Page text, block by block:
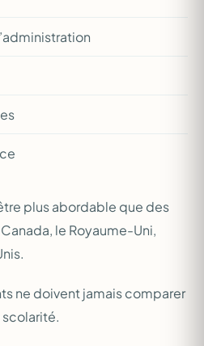
plus abordable que des
le Royaume-Uni,
ne doivent jamais comparer